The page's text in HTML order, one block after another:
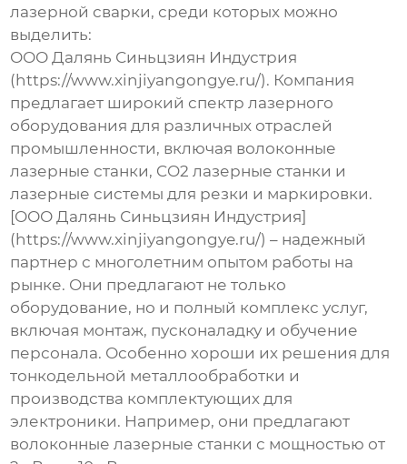
лазерной сварки, среди которых можно
выделить:
ООО Далянь Синьцзиян Индустрия
(https://www.xinjiyangongye.ru/). Компания
предлагает широкий спектр лазерного
оборудования для различных отраслей
промышленности, включая волоконные
лазерные станки, CO2 лазерные станки и
лазерные системы для резки и маркировки.
[ООО Далянь Синьцзиян Индустрия]
(https://www.xinjiyangongye.ru/) – надежный
партнер с многолетним опытом работы на
рынке. Они предлагают не только
оборудование, но и полный комплекс услуг,
включая монтаж, пусконаладку и обучение
персонала. Особенно хороши их решения для
тонкодельной металлообработки и
производства комплектующих для
электроники. Например, они предлагают
волоконные лазерные станки с мощностью от